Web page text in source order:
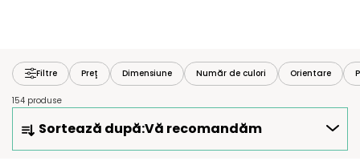
Filtre Preţ Dimensiune Număr de culori Orientare
154 produse
L
Sortează după:Vă recomandăm